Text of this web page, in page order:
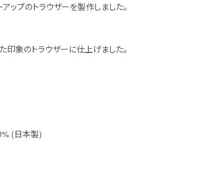
ップのトラウザーを製作しました。
印象のトラウザーに仕上げました。
(日本製)